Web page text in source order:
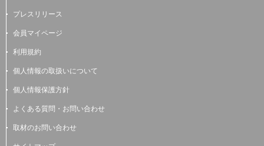
プレスリリース
会員マイページ
利用規約
個人情報の取扱いについて
個人情報保護方針
よくある質問・お問い合わせ
取材のお問い合わせ